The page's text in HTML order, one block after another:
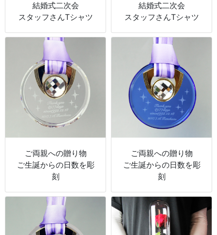
結婚式二次会
スタッフさんTシャツ
結婚式二次会
スタッフさんTシャツ
ご両親への贈り物
ご生誕からの日数を彫
刻
ご両親への贈り物
ご生誕からの日数を彫
刻